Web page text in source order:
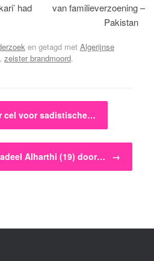
had
van familieverzoening –
Pakistan
en getagd met Algerijnse
, zeister brandmoord.
cel voor sadistische…
Alharthi (19) door… →